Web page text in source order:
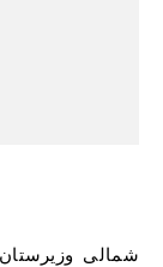
شمالی